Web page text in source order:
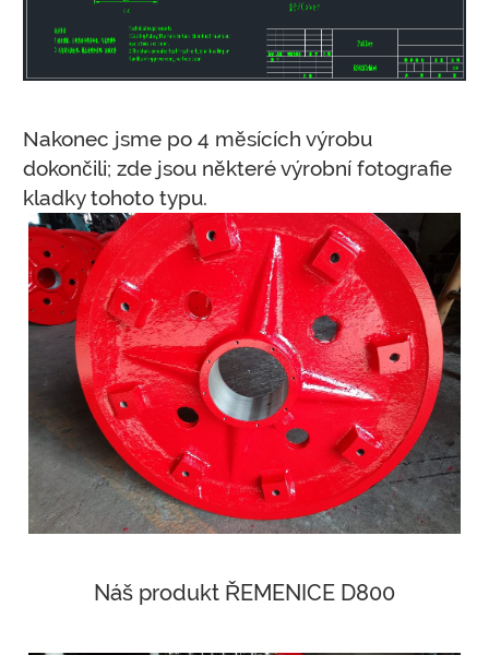
Nakonec jsme po 4 měsících výrobu
dokončili; zde jsou některé výrobní fotografie
kladky tohoto typu.
Náš produkt ŘEMENICE D800